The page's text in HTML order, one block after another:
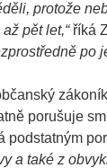
protože
pět let,“říká
po
porušuje
podstatným
a také z